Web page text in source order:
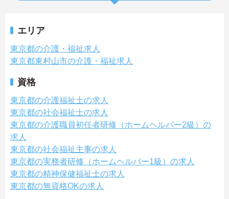
エリア
東京都の介護・福祉求人
東京都東村山市の介護・福祉求人
資格
東京都の介護福祉士の求人
東京都の社会福祉士の求人
東京都の介護職員初任者研修（ホームヘルパー2級）の
求人
東京都の社会福祉主事の求人
東京都の実務者研修（ホームヘルパー1級）の求人
東京都の精神保健福祉士の求人
東京都の無資格OKの求人